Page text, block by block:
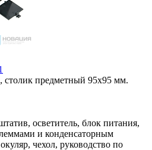
столик предметный 95x95 мм.
осветитель, блок питания,
и конденсаторным
чехол, руководство по